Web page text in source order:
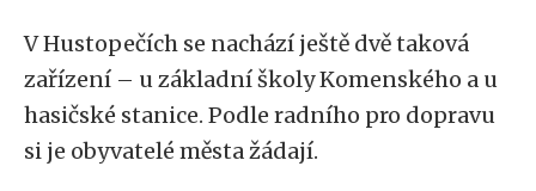
V Hustopečích se nachází ještě dvě taková
zařízení – u základní školy Komenského a u
hasičské stanice. Podle radního pro dopravu
si je obyvatelé města žádají.